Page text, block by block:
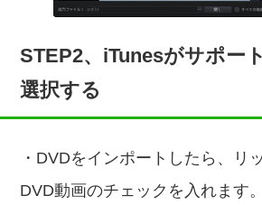
STEP2、iTunesがサポー
選択する
・DVDをインポートしたら、リ
DVD動画のチェックを入れます